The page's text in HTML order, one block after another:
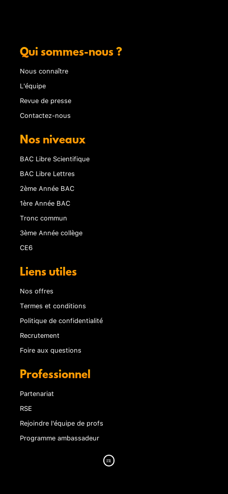
Qui sommes-nous ?
Nous connaître
L'équipe
Revue de presse
Contactez-nous
Nos niveaux
BAC Libre Scientifique
BAC Libre Lettres
2ème Année BAC
1ère Année BAC
Tronc commun
3ème Année collège
CE6
Liens utiles
Nos offres
Termes et conditions
Politique de confidentialité
Recrutement
Foire aux questions
Professionnel
Partenariat
RSE
Rejoindre l'équipe de profs
Programme ambassadeur